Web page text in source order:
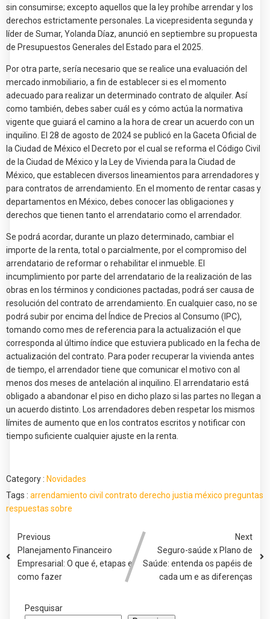
sin consumirse; excepto aquellos que la ley prohíbe arrendar y los
derechos estrictamente personales. La vicepresidenta segunda y
líder de Sumar, Yolanda Díaz, anunció en septiembre su propuesta
de Presupuestos Generales del Estado para el 2025.
Por otra parte, sería necesario que se realice una evaluación del
mercado inmobiliario, a fin de establecer si es el momento
adecuado para realizar un determinado contrato de alquiler. Así
como también, debes saber cuál es y cómo actúa la normativa
vigente que guiará el camino a la hora de crear un acuerdo con un
inquilino. El 28 de agosto de 2024 se publicó en la Gaceta Oficial de
la Ciudad de México el Decreto por el cual se reforma el Código Civil
de la Ciudad de México y la Ley de Vivienda para la Ciudad de
México, que establecen diversos lineamientos para arrendadores y
para contratos de arrendamiento. En el momento de rentar casas y
departamentos en México, debes conocer las obligaciones y
derechos que tienen tanto el arrendatario como el arrendador.
Se podrá acordar, durante un plazo determinado, cambiar el
importe de la renta, total o parcialmente, por el compromiso del
arrendatario de reformar o rehabilitar el inmueble. El
incumplimiento por parte del arrendatario de la realización de las
obras en los términos y condiciones pactadas, podrá ser causa de
resolución del contrato de arrendamiento. En cualquier caso, no se
podrá subir por encima del Índice de Precios al Consumo (IPC),
tomando como mes de referencia para la actualización el que
corresponda al último índice que estuviera publicado en la fecha de
actualización del contrato. Para poder recuperar la vivienda antes
de tiempo, el arrendador tiene que comunicar el motivo con al
menos dos meses de antelación al inquilino. El arrendatario está
obligado a abandonar el piso en dicho plazo si las partes no llegan a
un acuerdo distinto. Los arrendadores deben respetar los mismos
límites de aumento que en los contratos escritos y notificar con
tiempo suficiente cualquier ajuste en la renta.
Category : Novidades
Tags : arrendamiento civil contrato derecho justiaméxico preguntas
respuestas sobre
Previous
Planejamento Financeiro
Empresarial: O que é, etapas e
como fazer
Next
Seguro-saúde x Plano de
Saúde: entenda os papéis de
cada um e as diferenças
Pesquisar